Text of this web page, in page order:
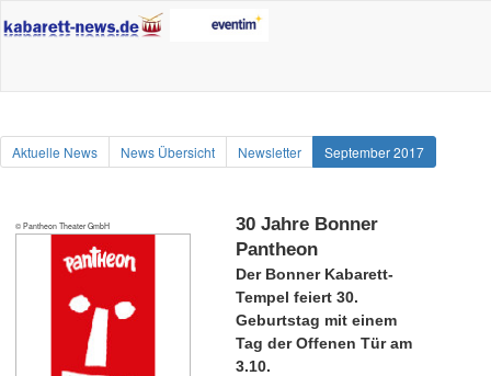
Aktuelle News News Übersicht Newsletter September 2017
© Pantheon Theater GmbH
30 Jahre Bonner
Pantheon
Der Bonner Kabarett-
Tempel feiert 30.
Geburtstag mit einem
Tag der Offenen Tür am
3.10.